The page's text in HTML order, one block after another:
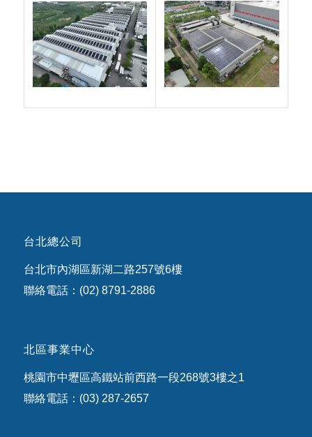
台北總公司
台北市內湖區新湖二路257號6樓
聯絡電話：(02) 8791-2886
北區事業中心
桃園市中壢區高鐵站前西路一段268號3樓之1
聯絡電話：(03) 287-2657